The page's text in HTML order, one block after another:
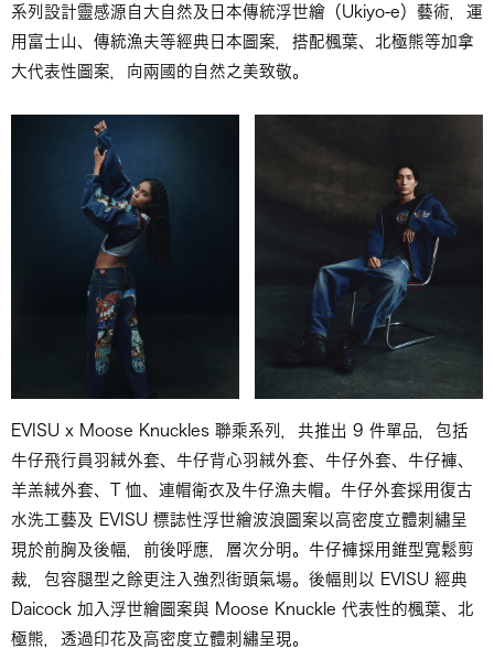
系列設計靈感源自大自然及日本傳統浮世繪（Ukiyo-e）藝術，運
用富士山、傳統漁夫等經典日本圖案，搭配楓葉、北極熊等加拿
大代表性圖案，向兩國的自然之美致敬。
EVISU x Moose Knuckles 聯乘系列，共推出 9 件單品，包括
牛仔飛行員羽絨外套、牛仔背心羽絨外套、牛仔外套、牛仔褲、
羊羔絨外套、T 恤、連帽衛衣及牛仔漁夫帽。牛仔外套採用復古
水洗工藝及 EVISU 標誌性浮世繪波浪圖案以高密度立體刺繡呈
現於前胸及後幅，前後呼應，層次分明。牛仔褲採用錐型寬鬆剪
裁，包容腿型之餘更注入強烈街頭氣場。後幅則以 EVISU 經典
Daicock 加入浮世繪圖案與 Moose Knuckle 代表性的楓葉、北
極熊，透過印花及高密度立體刺繡呈現。